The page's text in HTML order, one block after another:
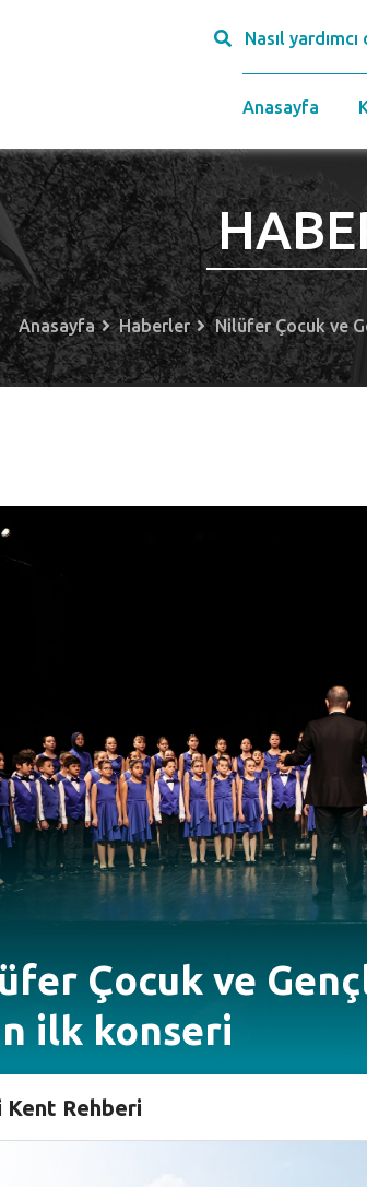
Nasıl
Anasayfa
Anasayfa Haberler Nilüfer Çocuk ve
Çocuk ve
ilk konseri
Korosu, yeni yılı verdikleri konserle
Kent Rehberi